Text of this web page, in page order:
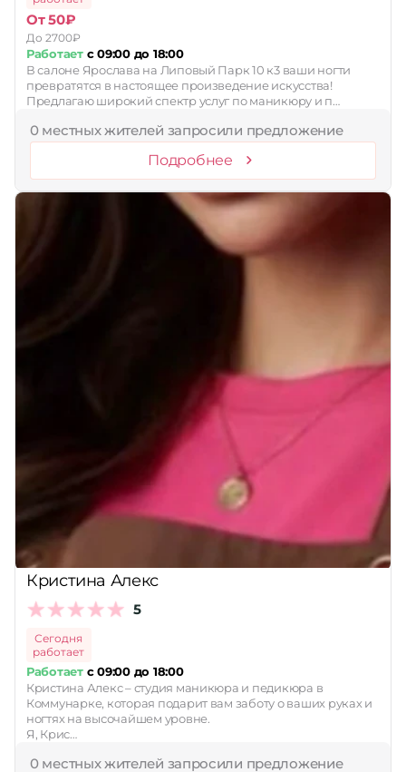
От 50₽
До 2700₽
Работаетс 09:00 до 18:00
В салоне Ярослава на Липовый Парк 10 к3 ваши ногти
превратятся в настоящее произведение искусства!
Предлагаю широкий спектр услуг по маникюру и п…
0 местных жителей запросили предложение
Подробнее
Кристина Алекс
5
Сегодня
работает
Работаетс 09:00 до 18:00
Кристина Алекс – студия маникюра и педикюра в
Коммунарке, которая подарит вам заботу о ваших руках и
ногтях на высочайшем уровне.
Я, Крис…
0 местных жителей запросили предложение